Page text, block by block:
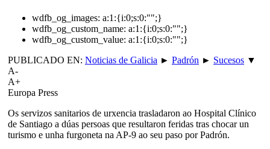
wdfb_og_images: a:1:{i:0;s:0:"";}
wdfb_og_custom_name: a:1:{i:0;s:0:"";}
wdfb_og_custom_value: a:1:{i:0;s:0:"";}
PUBLICADO EN: Noticias de Galicia ► Padrón ► Sucesos ▼
A-
A+
Europa Press
Os servizos sanitarios de urxencia trasladaron ao Hospital Clínico
de Santiago a dúas persoas que resultaron feridas tras chocar un
turismo e unha furgoneta na AP-9 ao seu paso por Padrón.